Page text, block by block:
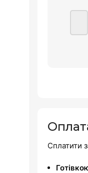
Сплатити